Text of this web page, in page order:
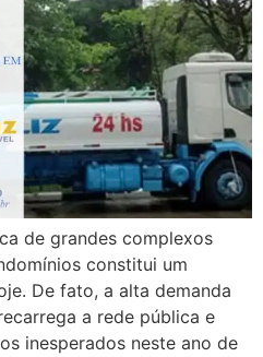
de grandes complexos
constitui um
De fato, a alta demanda
a rede pública e
inesperados neste ano de